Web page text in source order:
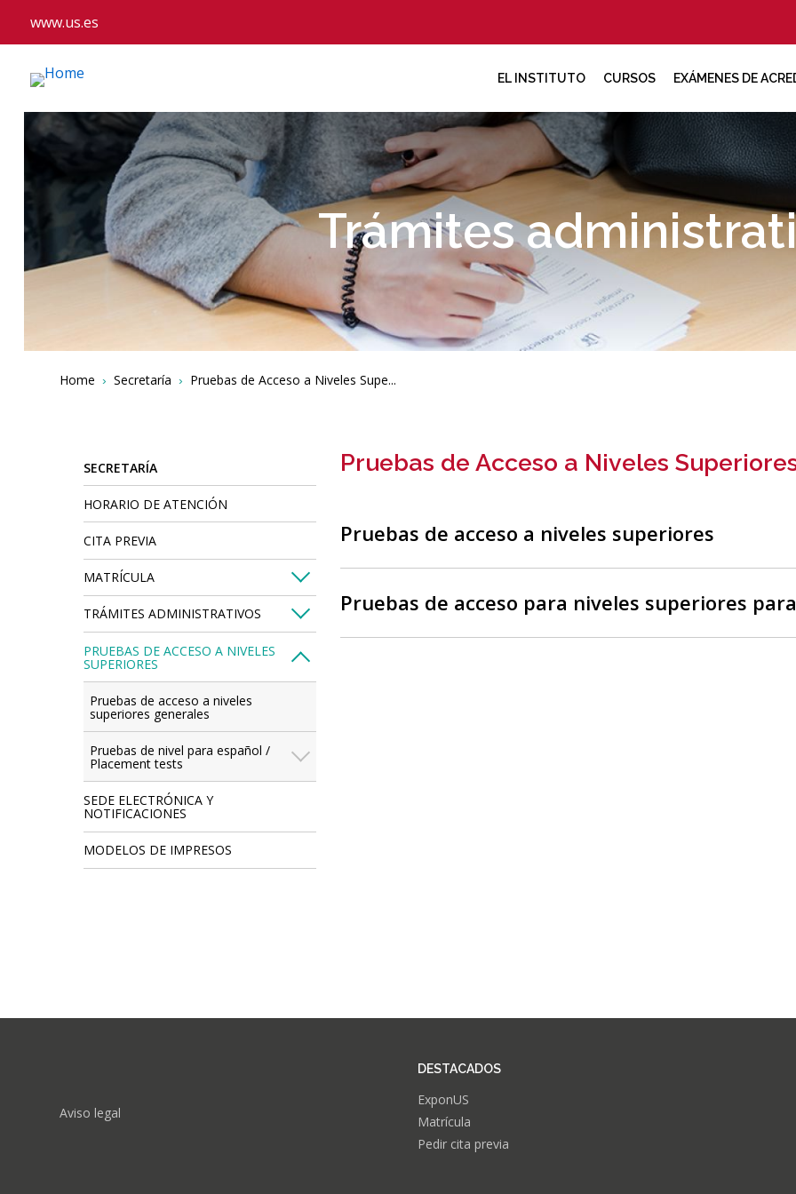
www.us.es
EL INSTITUTO CURSOS EXÁMENES DE
Trámites
Breadcrumbs
You
Home Secretaría Pruebas de Acceso a Niveles Supe...
SECRETARÍA
HORARIO DE ATENCIÓN
CITA PREVIA
MATRÍCULA
TRÁMITES ADMINISTRATIVOS
PRUEBAS DE ACCESO A NIVELES
SUPERIORES
Pruebas de acceso a niveles
superiores generales
Pruebas de nivel para español /
Placement tests
SEDE ELECTRÓNICA Y
NOTIFICACIONES
MODELOS DE IMPRESOS
Pruebas de Acceso a Niveles
Pruebas de acceso a niveles superiores
Pruebas de acceso para niveles superiores
Aviso legal
DESTACADOS
ExponUS
Matrícula
Pedir cita previa